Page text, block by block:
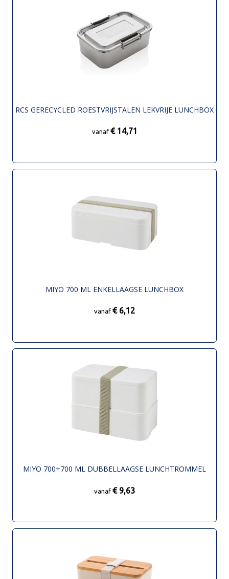
RCS GERECYCLED ROESTVRIJSTALEN LEKVRIJE LUNCHBOX
vanaf € 14,71
MIYO 700 ML ENKELLAAGSE LUNCHBOX
vanaf € 6,12
MIYO 700+700 ML DUBBELLAAGSE LUNCHTROMMEL
vanaf € 9,63